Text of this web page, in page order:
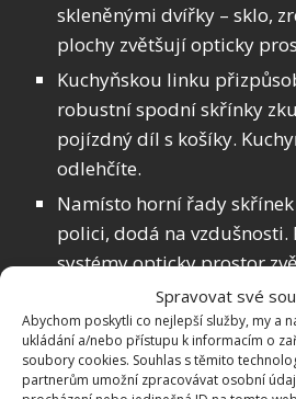
Spravovat své
Abychom poskytli co nejlepší služby, my a
ukládání a/nebo přístupu k informacím o
soubory cookies. Souhlas s těmito
partnerům umožní zpracovávat osobní
skleněnými dvířky – sklo,
plochy zvětšují opticky
Kuchyňskou linku
robustní spodní skřínky
pojízdný díl s košíky.
odlehčíte.
Namísto horní řady
polici, dodá na vzdušnosti.
systémy opticky prostor
Mějte v kuchyni vždy
nepořádek působí
Kam se všemi věcmi?